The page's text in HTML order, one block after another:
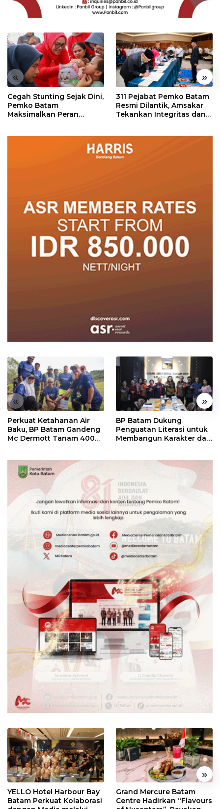
« »
Cegah Stunting Sejak Dini,
Pemko Batam
Maksimalkan Peran
311 Pejabat Pemko Batam
Resmi Dilantik, Amsakar
Tekankan Integritas dan
« »
Perkuat Ketahanan Air
Baku, BP Batam Gandeng
Mc Dermott Tanam 400
BP Batam Dukung
Penguatan Literasi untuk
Membangun Karakter dan
« »
YELLO Hotel Harbour Bay
Batam Perkuat Kolaborasi
Grand Mercure Batam
Centre Hadirkan “Flavours